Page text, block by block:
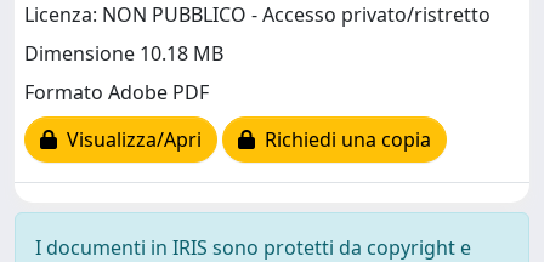
Licenza: NON PUBBLICO - Accesso privato/ristretto
Dimensione 10.18 MB
Formato Adobe PDF
Visualizza/Apri
Richiedi una copia
I documenti in IRIS sono protetti da copyright e